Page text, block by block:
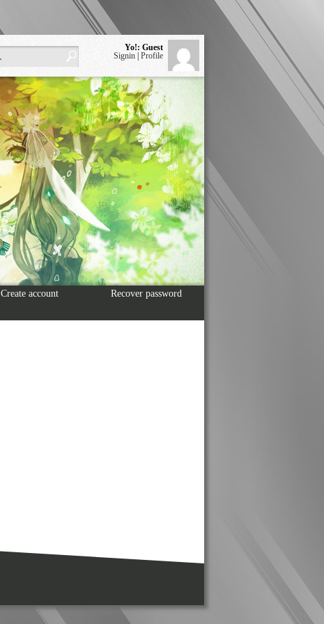
Yo!: Guest
Signin
Profile
Create account Recover password